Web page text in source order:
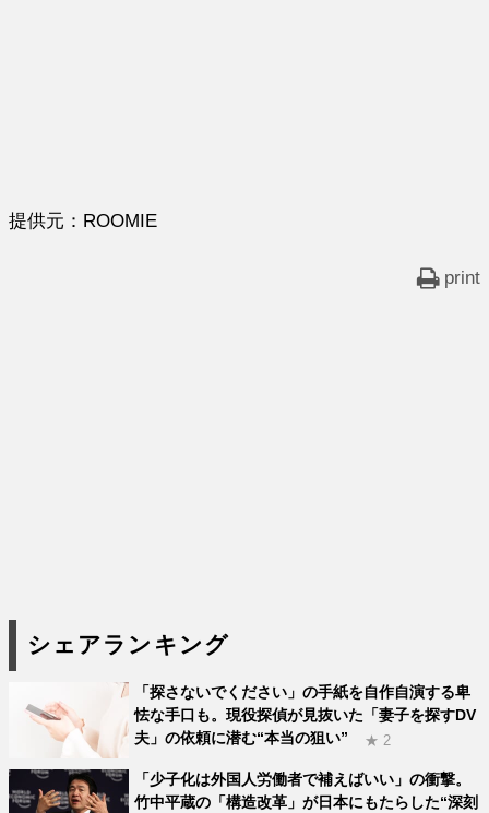
提供元：ROOMIE
print
シェアランキング
「探さないでください」の手紙を自作自演する卑
怯な手口も。現役探偵が見抜いた「妻子を探すDV
夫」の依頼に潜む“本当の狙い”
★ 2
「少子化は外国人労働者で補えばいい」の衝撃。
竹中平蔵の「構造改革」が日本にもたらした“深刻